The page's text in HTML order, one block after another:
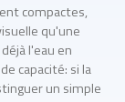
compactes,
qu'une
l'eau en
capacité: si la
un simple